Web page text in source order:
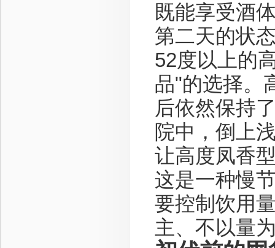
既能享受酒
第二天的状
52度以上的
品"的选择。
后依然保持
院中，倒上
让高度凤香
这是一种慢
要控制饮用
主、不以量